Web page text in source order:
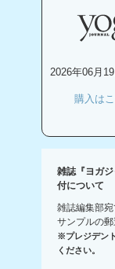
2026年06月
購入は
雑誌『ヨガ
付について
雑誌編集部宛
サンプルの郵
※プレジデン
ください。